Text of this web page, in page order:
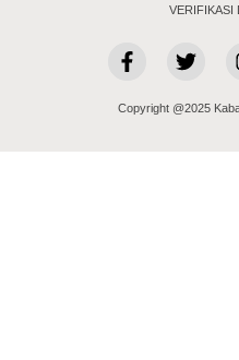
VERIFIKASI
Copyright @2025